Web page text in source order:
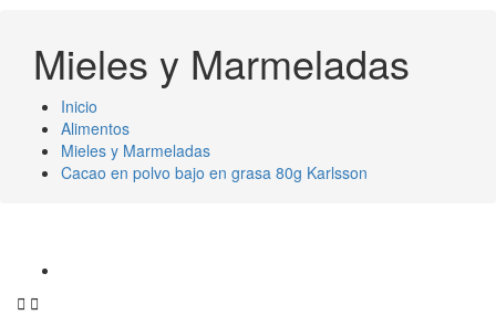
Mieles y Marmeladas
Inicio
Alimentos
Mieles y Marmeladas
Cacao en polvo bajo en grasa 80g Karlsson
 